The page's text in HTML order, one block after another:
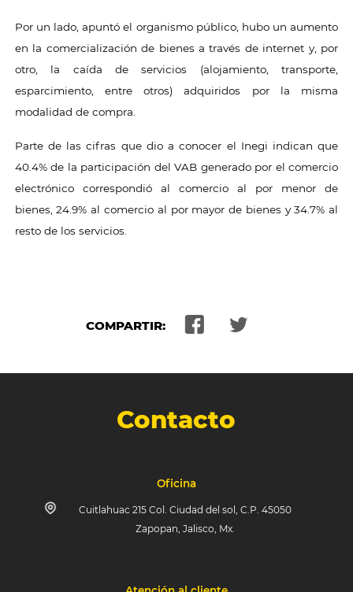
Por un lado, apuntó el organismo público, hubo un aumento
en la comercialización de bienes a través de internet y, por
otro, la caída de servicios (alojamiento, transporte,
esparcimiento, entre otros) adquiridos por la misma
modalidad de compra.
Parte de las cifras que dio a conocer el Inegi indican que
40.4% de la participación del VAB generado por el comercio
electrónico correspondió al comercio al por menor de
bienes, 24.9% al comercio al por mayor de bienes y 34.7% al
resto de los servicios.
COMPARTIR:
Contacto
Oficina
Cuitlahuac 215 Col. Ciudad del sol, C.P. 45050
Zapopan, Jalisco, Mx.